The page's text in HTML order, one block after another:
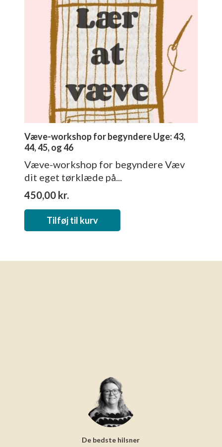
Væve-workshop for begyndere Uge: 43,
44, 45, og 46
Væve-workshop for begyndere Væv
dit eget tørklæde på...
450,00 kr.
Tilføj til kurv
De bedste hilsner